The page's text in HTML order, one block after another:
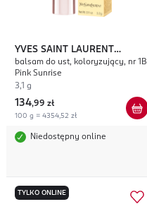
YVES SAINT LAURENT
Loveshine Candy Glow
balsam do ust, koloryzujący, nr 1B
Pink Sunrise
3,1 g
134,99 zł
100 g = 4354,52 zł
Niedostępny online
TYLKO ONLINE